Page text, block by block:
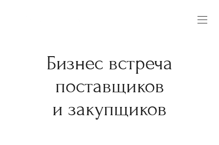
Бизнес встреча
поставщиков
и закупщиков